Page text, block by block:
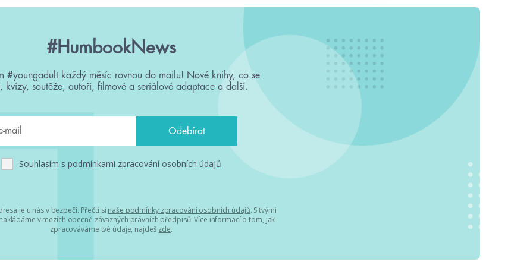
#HumbookNews
#youngadult každý měsíc rovnou do mailu! Nové knihy, co se
kvízy, soutěže, autoři, filmové a seriálové adaptace a další.
Souhlasím s podmínkami zpracování osobních údajů
je u nás v bezpečí. Přečti si naše podmínky zpracování osobních údajů. S tvými
v mezích obecně závazných právních předpisů. Více informací o tom, jak
zpracováváme tvé údaje, najdeš zde.